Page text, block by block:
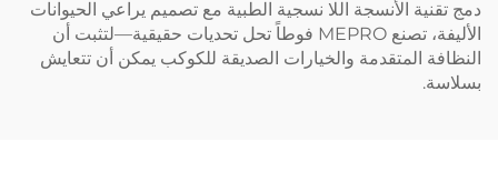
دمج تقنية الأنسجة اللا نسجية الطبية مع تصميم يراعي الحيوانات
الأليفة، تصنع MEPRO فوطاً تحل تحديات حقيقية—لتثبت أن
النظافة المتقدمة والخيارات الصديقة للكوكب يمكن أن تتعايش
بسلاسة.